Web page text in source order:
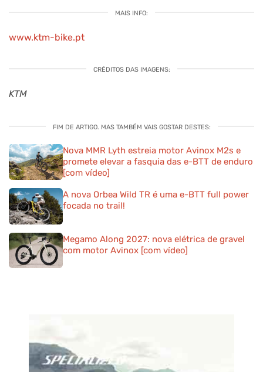
MAIS INFO:
www.ktm-bike.pt
CRÉDITOS DAS IMAGENS:
KTM
FIM DE ARTIGO. MAS TAMBÉM VAIS GOSTAR DESTES:
Nova MMR Lyth estreia motor Avinox M2s e
promete elevar a fasquia das e-BTT de enduro
[com vídeo]
A nova Orbea Wild TR é uma e-BTT full power
focada no trail!
Megamo Along 2027: nova elétrica de gravel
com motor Avinox [com vídeo]